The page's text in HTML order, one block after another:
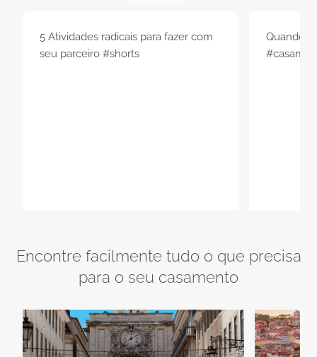
5 Atividades radicais para fazer com
seu parceiro #shorts
Quando
Encontre facilmente tudo o que precisa
para o seu casamento